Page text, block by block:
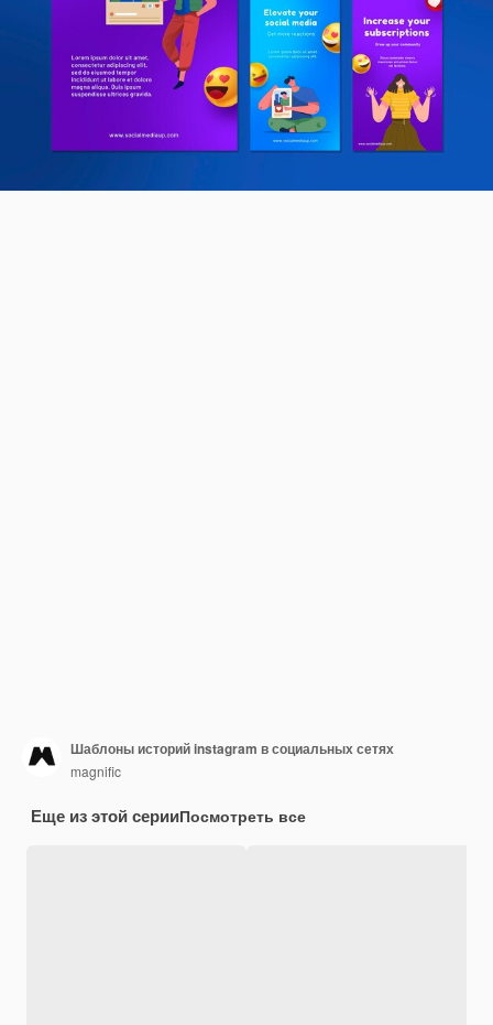
Шаблоны историй instagram в социальных сетях
magnific
Еще из этой серииПосмотреть все